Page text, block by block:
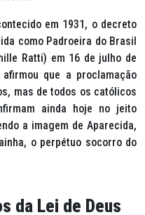
em 1931, o decreto
como Padroeira do Brasil
Ratti) em 16 de julho de
que a proclamação
mas de todos os católicos
ainda hoje no jeito
a imagem de Aparecida,
o perpétuo socorro do
da Lei de Deus